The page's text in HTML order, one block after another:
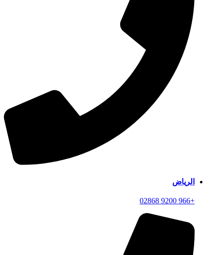
الرياض
+966 9200 02868